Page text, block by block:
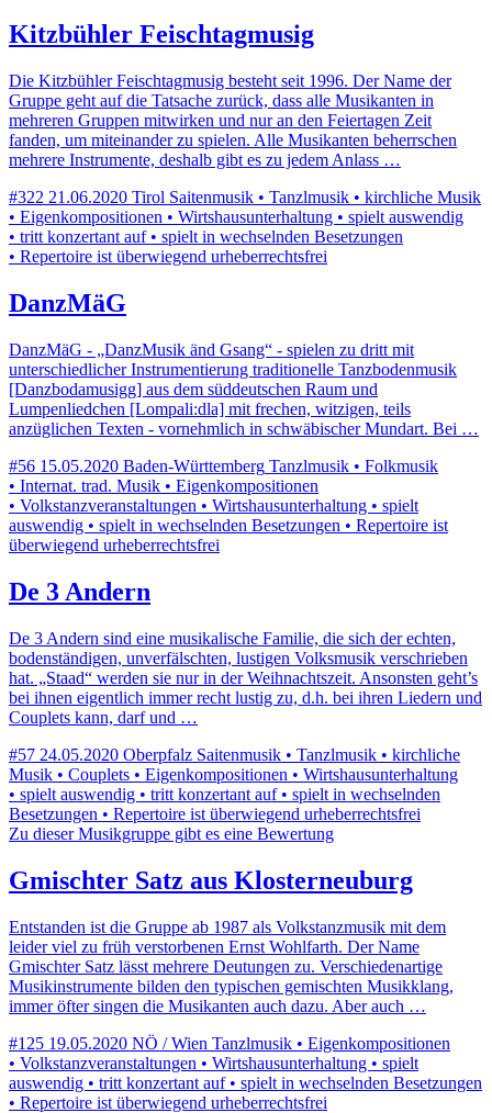
Kitzbühler Feischtagmusig
Die Kitzbühler Feischtagmusig besteht seit 1996. Der Name der
Gruppe geht auf die Tatsache zurück, dass alle Musikanten in
mehreren Gruppen mitwirken und nur an den Feiertagen Zeit
fanden, um miteinander zu spielen. Alle Musikanten beherrschen
mehrere Instrumente, deshalb gibt es zu jedem Anlass …
#322 21.06.2020 Tirol Saitenmusik • Tanzlmusik • kirchliche Musik
• Eigenkompositionen • Wirtshausunterhaltung • spielt auswendig
• tritt konzertant auf • spielt in wechselnden Besetzungen
• Repertoire ist überwiegend urheberrechtsfrei
DanzMäG
DanzMäG - „DanzMusik änd Gsang“ - spielen zu dritt mit
unterschiedlicher Instrumentierung traditionelle Tanzbodenmusik
[Danzbodamusigg] aus dem süddeutschen Raum und
Lumpenliedchen [Lompali:dla] mit frechen, witzigen, teils
anzüglichen Texten - vornehmlich in schwäbischer Mundart. Bei …
#56 15.05.2020 Baden-Württemberg Tanzlmusik • Folkmusik
• Internat. trad. Musik • Eigenkompositionen
• Volkstanzveranstaltungen • Wirtshausunterhaltung • spielt
auswendig • spielt in wechselnden Besetzungen • Repertoire ist
überwiegend urheberrechtsfrei
De 3 Andern
De 3 Andern sind eine musikalische Familie, die sich der echten,
bodenständigen, unverfälschten, lustigen Volksmusik verschrieben
hat. „Staad“ werden sie nur in der Weihnachtszeit. Ansonsten geht’s
bei ihnen eigentlich immer recht lustig zu, d.h. bei ihren Liedern und
Couplets kann, darf und …
#57 24.05.2020 Oberpfalz Saitenmusik • Tanzlmusik • kirchliche
Musik • Couplets • Eigenkompositionen • Wirtshausunterhaltung
• spielt auswendig • tritt konzertant auf • spielt in wechselnden
Besetzungen • Repertoire ist überwiegend urheberrechtsfrei
Zu dieser Musikgruppe gibt es eine Bewertung
Gmischter Satz aus Klosterneuburg
Entstanden ist die Gruppe ab 1987 als Volkstanzmusik mit dem
leider viel zu früh verstorbenen Ernst Wohlfarth. Der Name
Gmischter Satz lässt mehrere Deutungen zu. Verschiedenartige
Musikinstrumente bilden den typischen gemischten Musikklang,
immer öfter singen die Musikanten auch dazu. Aber auch …
#125 19.05.2020 NÖ / Wien Tanzlmusik • Eigenkompositionen
• Volkstanzveranstaltungen • Wirtshausunterhaltung • spielt
auswendig • tritt konzertant auf • spielt in wechselnden Besetzungen
• Repertoire ist überwiegend urheberrechtsfrei